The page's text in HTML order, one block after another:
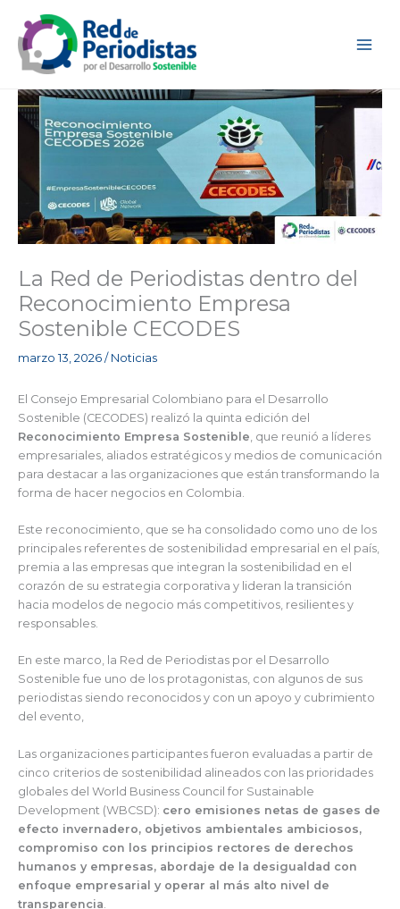
contenido
La Red de Periodistas dentro del
Reconocimiento Empresa
Sostenible CECODES
marzo 13, 2026 / Noticias
El Consejo Empresarial Colombiano para el Desarrollo
Sostenible (CECODES) realizó la quinta edición del
Reconocimiento Empresa Sostenible , que reunió a líderes
empresariales, aliados estratégicos y medios de comunicación
para destacar a las organizaciones que están transformando la
forma de hacer negocios en Colombia.
Este reconocimiento, que se ha consolidado como uno de los
principales referentes de sostenibilidad empresarial en el país,
premia a las empresas que integran la sostenibilidad en el
corazón de su estrategia corporativa y lideran la transición
hacia modelos de negocio más competitivos, resilientes y
responsables.
En este marco, la Red de Periodistas por el Desarrollo
Sostenible fue uno de los protagonistas, con algunos de sus
periodistas siendo reconocidos y con un apoyo y cubrimiento
del evento,
Las organizaciones participantes fueron evaluadas a partir de
cinco criterios de sostenibilidad alineados con las prioridades
globales del World Business Council for Sustainable
Development (WBCSD): cero emisiones netas de gases de
efecto invernadero, objetivos ambientales ambiciosos,
compromiso con los principios rectores de derechos
humanos y empresas, abordaje de la desigualdad con
enfoque empresarial y operar al más alto nivel de
transparencia